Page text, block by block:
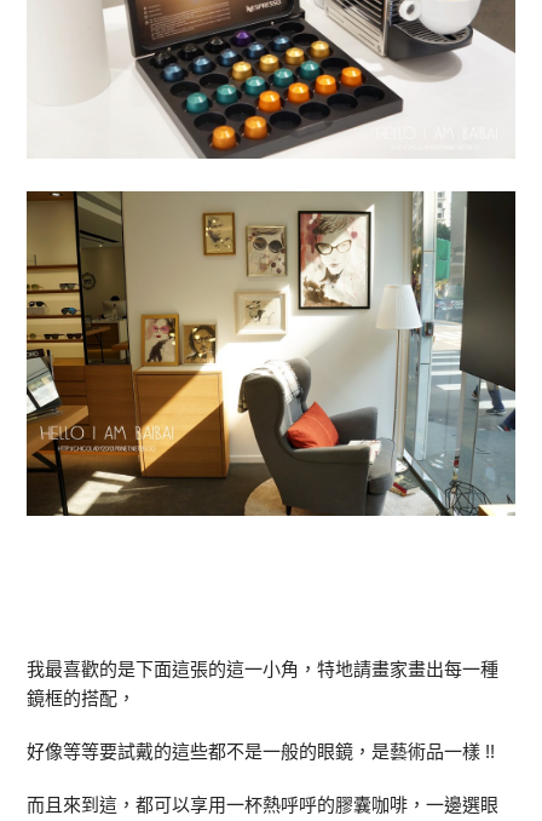
我最喜歡的是下面這張的這一小角，特地請畫家畫出每一種
鏡框的搭配，
好像等等要試戴的這些都不是一般的眼鏡，是藝術品一樣 !!
而且來到這，都可以享用一杯熱呼呼的膠囊咖啡，一邊選眼